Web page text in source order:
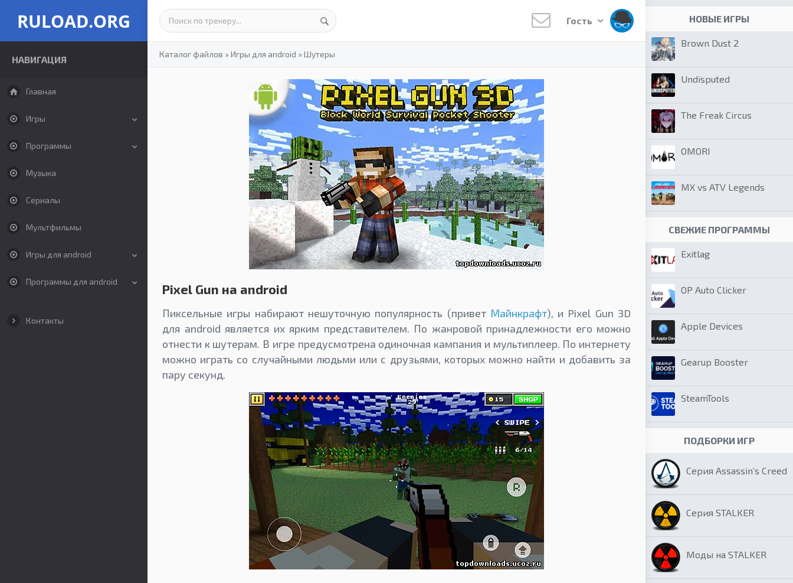
RULOAD.ORG
НАВИГАЦИЯ
Главная
Игры
Программы
Музыка
Сериалы
Мультфильмы
Игры для android
Программы для android
Контакты
Гость
Каталог файлов »Игры для android »Шутеры
Pixel Gun на android
Пиксельные игры набирают нешуточную популярность (привет Майнкрафт), и Pixel Gun 3D
для android является их ярким представителем. По жанровой принадлежности его можно
отнести к шутерам. В игре предусмотрена одиночная кампания и мультиплеер. По интернету
можно играть со случайными людьми или с друзьями, которых можно найти и добавить за
пару секунд.
НОВЫЕ ИГРЫ
Brown Dust 2
Undisputed
The Freak Circus
OMORI
MX vs ATV Legends
СВЕЖИЕ ПРОГРАММЫ
Exitlag
OP Auto Clicker
Apple Devices
Gearup Booster
SteamTools
ПОДБОРКИ ИГР
Серия Assassin’s Creed
Серия STALKER
Моды на STALKER